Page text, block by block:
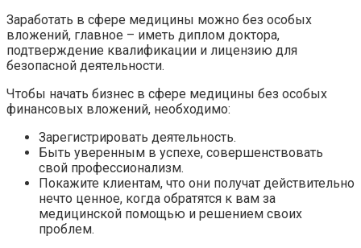
Заработать в сфере медицины можно без особых
вложений, главное – иметь диплом доктора,
подтверждение квалификации и лицензию для
безопасной деятельности.
Чтобы начать бизнес в сфере медицины без особых
финансовых вложений, необходимо:
Зарегистрировать деятельность.
Быть уверенным в успехе, совершенствовать
свой профессионализм.
Покажите клиентам, что они получат действительно
нечто ценное, когда обратятся к вам за
медицинской помощью и решением своих
проблем.